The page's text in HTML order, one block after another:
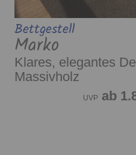
Bettgestell
Marko
Klares, elegantes
Massivholz
UVP ab